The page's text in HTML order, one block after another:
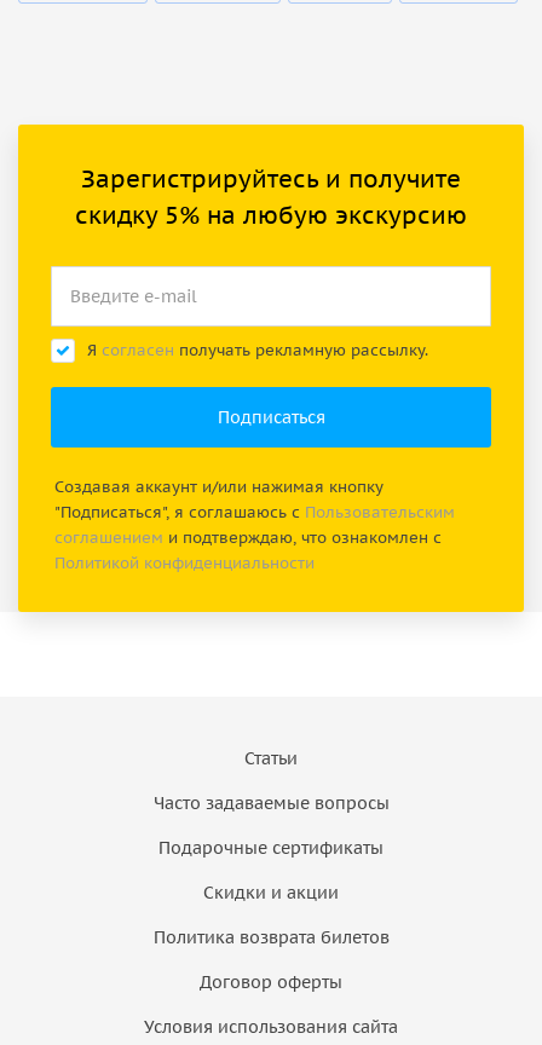
Зарегистрируйтесь и получите
скидку 5% на любую экскурсию
Я согласен получать рекламную рассылку.
Создавая аккаунт и/или нажимая кнопку
"Подписаться", я соглашаюсь с Пользовательским
соглашением и подтверждаю, что ознакомлен с
Политикой конфиденциальности
Статьи
Часто задаваемые вопросы
Подарочные сертификаты
Скидки и акции
Политика возврата билетов
Договор оферты
Условия использования сайта